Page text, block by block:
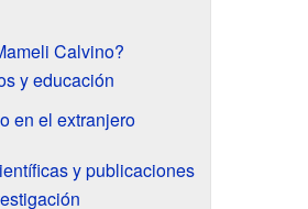
Calvino?
y educación
en el extranjero
y publicaciones